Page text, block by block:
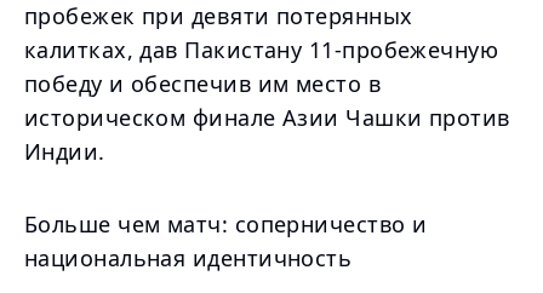
пробежек при девяти потерянных
калитках, дав Пакистану 11-пробежечную
победу и обеспечив им место в
историческом финале Азии Чашки против
Индии.
Больше чем матч: соперничество и
национальная идентичность